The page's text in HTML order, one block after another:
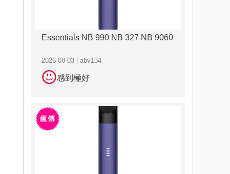
Essentials NB 990 NB 327 NB 9060
2026-08-03 | abv134
感到極好